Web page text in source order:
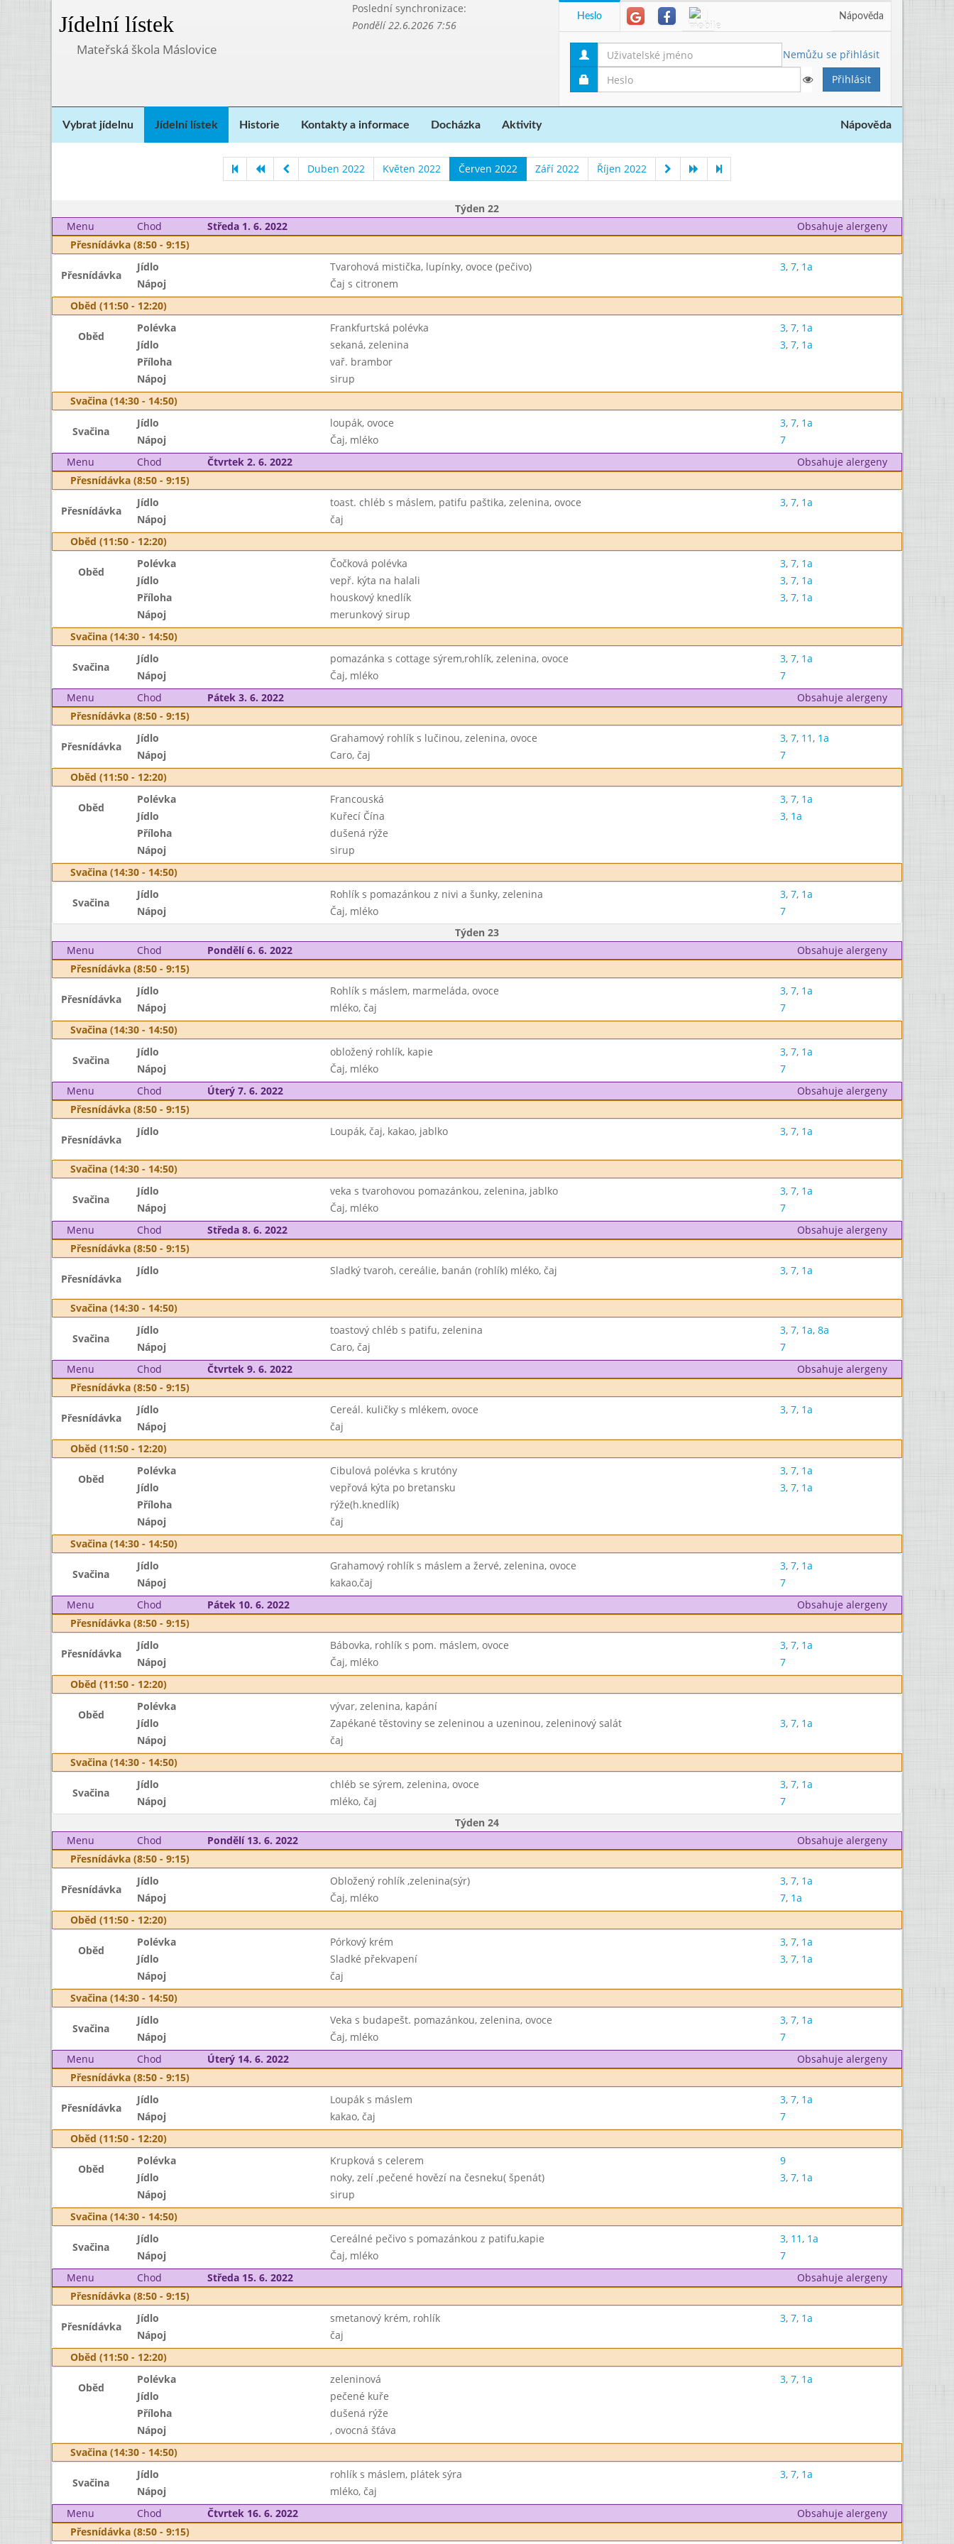
Jídelní lístek
Poslední synchronizace:
Pondělí 22.6.2026 7:56
Mateřská škola Máslovice
Heslo Nápověda
Nemůžu se přihlásit
Vybrat jídelnu Jídelní lístek Historie Kontakty a informace Docházka Aktivity Nápověda
Duben 2022 Květen 2022 Červen 2022 Září 2022 Říjen 2022
Týden 22
Menu
Chod Středa 1. 6. 2022
Obsahuje alergeny
Přesnídávka (8:50 - 9:15)
Přesnídávka
Jídlo Tvarohová mistička, lupínky, ovoce (pečivo) 3, 7, 1a
Nápoj
Čaj s citronem
Oběd (11:50 - 12:20)
Oběd
Polévka Frankfurtská polévka 3, 7, 1a
Jídlo
sekaná, zelenina 3, 7, 1a
Příloha
vař. brambor
Nápoj
sirup
Svačina (14:30 - 14:50)
Svačina
Jídlo loupák, ovoce 3, 7, 1a
Nápoj
Čaj, mléko
7
Menu
Chod Čtvrtek 2. 6. 2022
Obsahuje alergeny
Přesnídávka (8:50 - 9:15)
Přesnídávka
Jídlo toast. chléb s máslem, patifu paštika, zelenina, ovoce 3, 7, 1a
Nápoj
čaj
Oběd (11:50 - 12:20)
Oběd
Polévka Čočková polévka 3, 7, 1a
Jídlo
vepř. kýta na halali 3, 7, 1a
Příloha
houskový knedlík 3, 7, 1a
Nápoj
merunkový sirup
Svačina (14:30 - 14:50)
Svačina
Jídlo pomazánka s cottage sýrem,rohlík, zelenina, ovoce 3, 7, 1a
Nápoj
Čaj, mléko
7
Menu
Chod Pátek 3. 6. 2022
Obsahuje alergeny
Přesnídávka (8:50 - 9:15)
Přesnídávka
Jídlo Grahamový rohlík s lučinou, zelenina, ovoce 3, 7, 11, 1a
Nápoj
Caro, čaj
7
Oběd (11:50 - 12:20)
Oběd
Polévka Francouská 3, 7, 1a
Jídlo
Kuřecí Čína 3, 1a
Příloha
dušená rýže
Nápoj
sirup
Svačina (14:30 - 14:50)
Svačina
Jídlo Rohlík s pomazánkou z nivi a šunky, zelenina 3, 7, 1a
Nápoj
Čaj, mléko
7
Týden 23
Menu
Chod Pondělí 6. 6. 2022
Obsahuje alergeny
Přesnídávka (8:50 - 9:15)
Přesnídávka
Jídlo Rohlík s máslem, marmeláda, ovoce 3, 7, 1a
Nápoj
mléko, čaj
7
Svačina (14:30 - 14:50)
Svačina
Jídlo obložený rohlík, kapie 3, 7, 1a
Nápoj
Čaj, mléko
7
Menu
Chod Úterý 7. 6. 2022
Obsahuje alergeny
Přesnídávka (8:50 - 9:15)
Přesnídávka
Jídlo Loupák, čaj, kakao, jablko 3, 7, 1a
Svačina (14:30 - 14:50)
Svačina
Jídlo veka s tvarohovou pomazánkou, zelenina, jablko 3, 7, 1a
Nápoj
Čaj, mléko
7
Menu
Chod Středa 8. 6. 2022
Obsahuje alergeny
Přesnídávka (8:50 - 9:15)
Přesnídávka
Jídlo Sladký tvaroh, cereálie, banán (rohlík) mléko, čaj 3, 7, 1a
Svačina (14:30 - 14:50)
Svačina
Jídlo toastový chléb s patifu, zelenina 3, 7, 1a, 8a
Nápoj
Caro, čaj
7
Menu
Chod Čtvrtek 9. 6. 2022
Obsahuje alergeny
Přesnídávka (8:50 - 9:15)
Přesnídávka
Jídlo Cereál. kuličky s mlékem, ovoce 3, 7, 1a
Nápoj
čaj
Oběd (11:50 - 12:20)
Oběd
Polévka Cibulová polévka s krutóny 3, 7, 1a
Jídlo
vepřová kýta po bretansku 3, 7, 1a
Příloha
rýže(h.knedlík)
Nápoj
čaj
Svačina (14:30 - 14:50)
Svačina
Jídlo Grahamový rohlík s máslem a žervé, zelenina, ovoce 3, 7, 1a
Nápoj
kakao,čaj
7
Menu
Chod Pátek 10. 6. 2022
Obsahuje alergeny
Přesnídávka (8:50 - 9:15)
Přesnídávka
Jídlo Bábovka, rohlík s pom. máslem, ovoce 3, 7, 1a
Nápoj
Čaj, mléko
7
Oběd (11:50 - 12:20)
Oběd
Polévka
vývar, zelenina, kapání
Jídlo
Zapékané těstoviny se zeleninou a uzeninou, zeleninový salát 3, 7, 1a
Nápoj
čaj
Svačina (14:30 - 14:50)
Svačina
Jídlo chléb se sýrem, zelenina, ovoce 3, 7, 1a
Nápoj
mléko, čaj
7
Týden 24
Menu
Chod Pondělí 13. 6. 2022
Obsahuje alergeny
Přesnídávka (8:50 - 9:15)
Přesnídávka
Jídlo Obložený rohlík ,zelenina(sýr) 3, 7, 1a
Nápoj
Čaj, mléko 7, 1a
Oběd (11:50 - 12:20)
Oběd
Polévka Pórkový krém 3, 7, 1a
Jídlo
Sladké překvapení 3, 7, 1a
Nápoj
čaj
Svačina (14:30 - 14:50)
Svačina
Jídlo Veka s budapešt. pomazánkou, zelenina, ovoce 3, 7, 1a
Nápoj
Čaj, mléko
7
Menu
Chod Úterý 14. 6. 2022
Obsahuje alergeny
Přesnídávka (8:50 - 9:15)
Přesnídávka
Jídlo Loupák s máslem 3, 7, 1a
Nápoj
kakao, čaj
7
Oběd (11:50 - 12:20)
Oběd
Polévka Krupková s celerem
9
Jídlo
noky, zelí ,pečené hovězí na česneku( špenát) 3, 7, 1a
Nápoj
sirup
Svačina (14:30 - 14:50)
Svačina
Jídlo Cereálné pečivo s pomazánkou z patifu,kapie 3, 11, 1a
Nápoj
Čaj, mléko
7
Menu
Chod Středa 15. 6. 2022
Obsahuje alergeny
Přesnídávka (8:50 - 9:15)
Přesnídávka
Jídlo smetanový krém, rohlík 3, 7, 1a
Nápoj
čaj
Oběd (11:50 - 12:20)
Oběd
Polévka zeleninová 3, 7, 1a
Jídlo
pečené kuře
Příloha
dušená rýže
Nápoj
, ovocná šťáva
Svačina (14:30 - 14:50)
Svačina
Jídlo rohlík s máslem, plátek sýra 3, 7, 1a
Nápoj
mléko, čaj
Menu
Chod Čtvrtek 16. 6. 2022
Obsahuje alergeny
Přesnídávka (8:50 - 9:15)